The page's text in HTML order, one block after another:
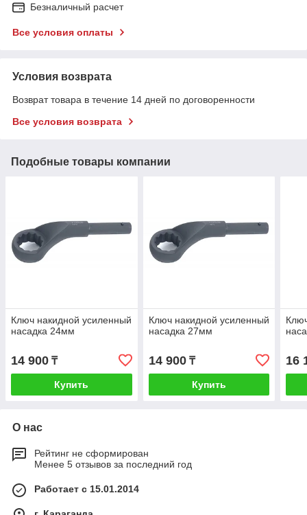
Безналичный расчет
Все условия оплаты
Условия возврата
Возврат товара в течение 14 дней по договоренности
Все условия возврата
Подобные товары компании
Ключ накидной усиленный
насадка 24мм
14 900 ₸
Купить
Ключ накидной усиленный
насадка 27мм
14 900₸
Купить
16
О нас
Рейтинг не сформирован
Менее 5 отзывов за последний год
Работает с 15.01.2014